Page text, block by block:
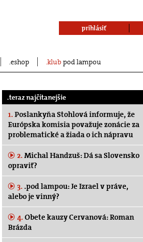
eshop klubpod lampou
prihlásiť
.teraz najčítanejšie
1. Poslankyňa Stohlová informuje, že
Európska komisia považuje zonácie za
problematické a žiada o ich nápravu
2. Michal Handzuš: Dá sa Slovensko
opraviť?
3. .pod lampou: Je Izrael v práve,
alebo je vinný?
4. Obete kauzy Cervanová: Roman
Brázda